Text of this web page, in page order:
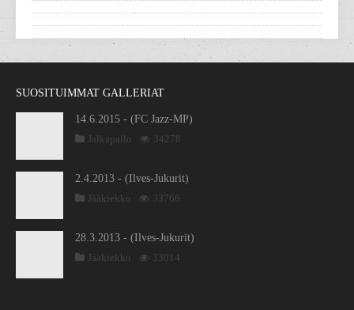
SUOSITUIMMAT GALLERIAT
14.6.2015 - (FC Jazz-MP)
Jalkapallo
34278
2.4.2013 - (Ilves-Jukurit)
Jääkiekko
33766
28.3.2013 - (Ilves-Jukurit)
Jääkiekko
33014